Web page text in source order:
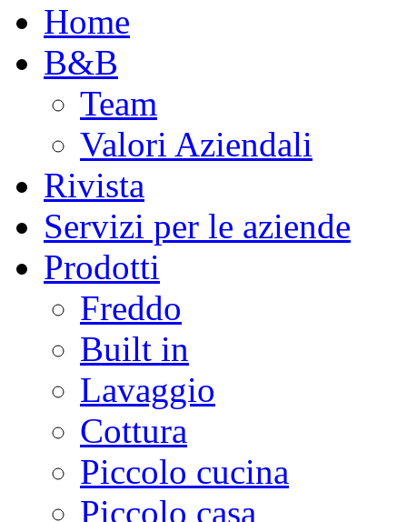
Home
B&B
Team
Valori Aziendali
Rivista
Servizi per le aziende
Prodotti
Freddo
Built in
Lavaggio
Cottura
Piccolo cucina
Piccolo casa